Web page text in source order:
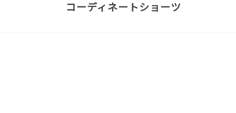
コーディネートショーツ